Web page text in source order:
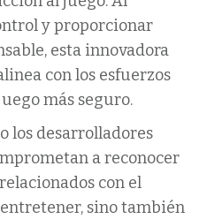
y proporcionar
esta innovadora
con los esfuerzos
más seguro.
los desarrolladores
a reconocer
con el
sino también